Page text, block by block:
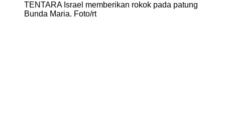
TENTARA Israel memberikan rokok pada patung
Bunda Maria. Foto/rt